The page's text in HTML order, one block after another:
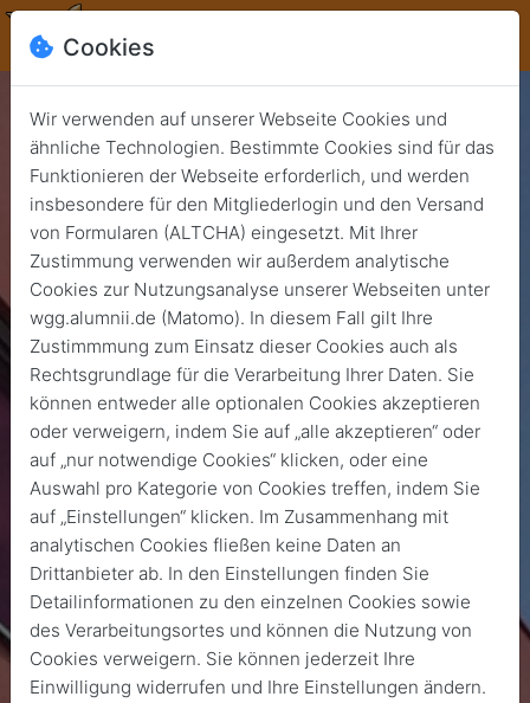
Cookies
Wir verwenden auf unserer Webseite Cookies und
ähnliche Technologien. Bestimmte Cookies sind für das
Funktionieren der Webseite erforderlich, und werden
insbesondere für den Mitgliederlogin und den Versand
von Formularen (ALTCHA) eingesetzt. Mit Ihrer
Zustimmung verwenden wir außerdem analytische
Cookies zur Nutzungsanalyse unserer Webseiten unter
wgg.alumnii.de (Matomo). In diesem Fall gilt Ihre
Zustimmmung zum Einsatz dieser Cookies auch als
Rechtsgrundlage für die Verarbeitung Ihrer Daten. Sie
können entweder alle optionalen Cookies akzeptieren
oder verweigern, indem Sie auf „alle akzeptieren“ oder
auf „nur notwendige Cookies“ klicken, oder eine
Auswahl pro Kategorie von Cookies treffen, indem Sie
auf „Einstellungen“ klicken. Im Zusammenhang mit
analytischen Cookies fließen keine Daten an
Drittanbieter ab. In den Einstellungen finden Sie
Detailinformationen zu den einzelnen Cookies sowie
des Verarbeitungsortes und können die Nutzung von
Cookies verweigern. Sie können jederzeit Ihre
Einwilligung widerrufen und Ihre Einstellungen ändern.